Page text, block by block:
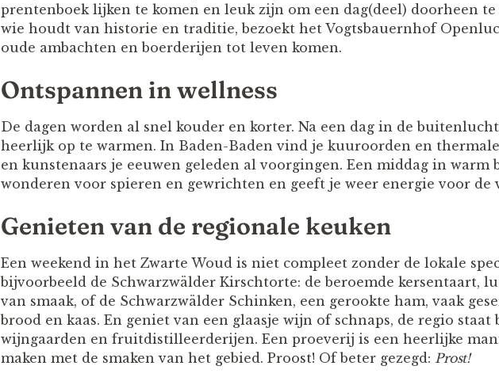
prentenboek lijken te komen en leuk zijn om een dag(deel) doorheen
wie houdt van historie en traditie, bezoekt het Vogtsbauernhof
oude ambachten en boerderijen tot leven komen.
Ontspannen in wellness
De dagen worden al snel kouder en korter. Na een dag in de
heerlijk op te warmen. In Baden-Baden vind je kuuroorden en
en kunstenaars je eeuwen geleden al voorgingen. Een middag in warm
wonderen voor spieren en gewrichten en geeft je weer energie voor de
Genieten van de regionale keuken
Een weekend in het Zwarte Woud is niet compleet zonder de lokale
bijvoorbeeld de Schwarzwälder Kirschtorte: de beroemde kersentaart,
van smaak, of de Schwarzwälder Schinken, een gerookte ham, vaak
brood en kaas. En geniet van een glaasje wijn of schnaps, de regio staat
wijngaarden en fruitdistilleerderijen. Een proeverij is een heerlijke
maken met de smaken van het gebied. Proost! Of beter gezegd: Prost!